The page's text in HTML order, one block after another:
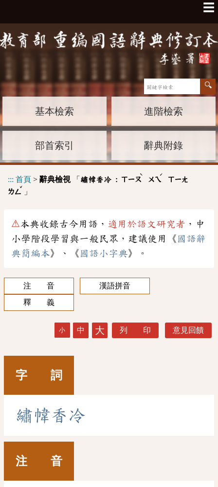
☰
基本檢索 進階檢索
部首索引 辭典附錄
::: 首頁 > 辭典檢視「 繡幃香冷 : ㄒㄧㄡ
ˋ
ㄨㄟ
ˊ
ㄒㄧㄤ
ㄌㄥ
ˇ
」
⚠本典收錄古今用語， 適用於語文研究者 ，中
小學階段學習與一般民眾，建議使用《 國語辭
典簡編本》、《 國語小字典》。
注 音
漢語拼音
釋 義
小 中 大 列 印 意見回饋
字 詞
繡幃香 冷
注 音